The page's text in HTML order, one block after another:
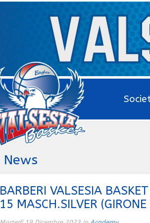
News
BARBERI VALSESIA
15 MASCH.SILVER